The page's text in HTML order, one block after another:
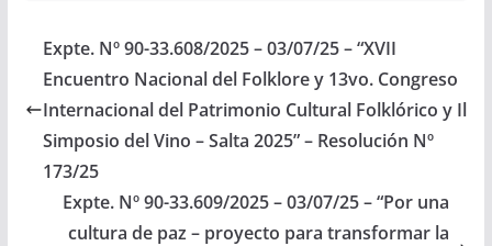
demanda educativa de
la Comunidad
originaria de
Vertientes…
Expte. Nº 90-33.608/2025 – 03/07/25 – “XVII
Encuentro Nacional del Folklore y 13vo. Congreso
Internacional del Patrimonio Cultural Folklórico y Il
Simposio del Vino – Salta 2025” – Resolución Nº
173/25
Expte. Nº 90-33.609/2025 – 03/07/25 – “Por una
cultura de paz – proyecto para transformar la